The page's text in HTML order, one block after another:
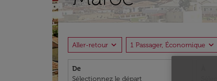
Aller-retour expand_more 1 Passager, Économique expand_more
De